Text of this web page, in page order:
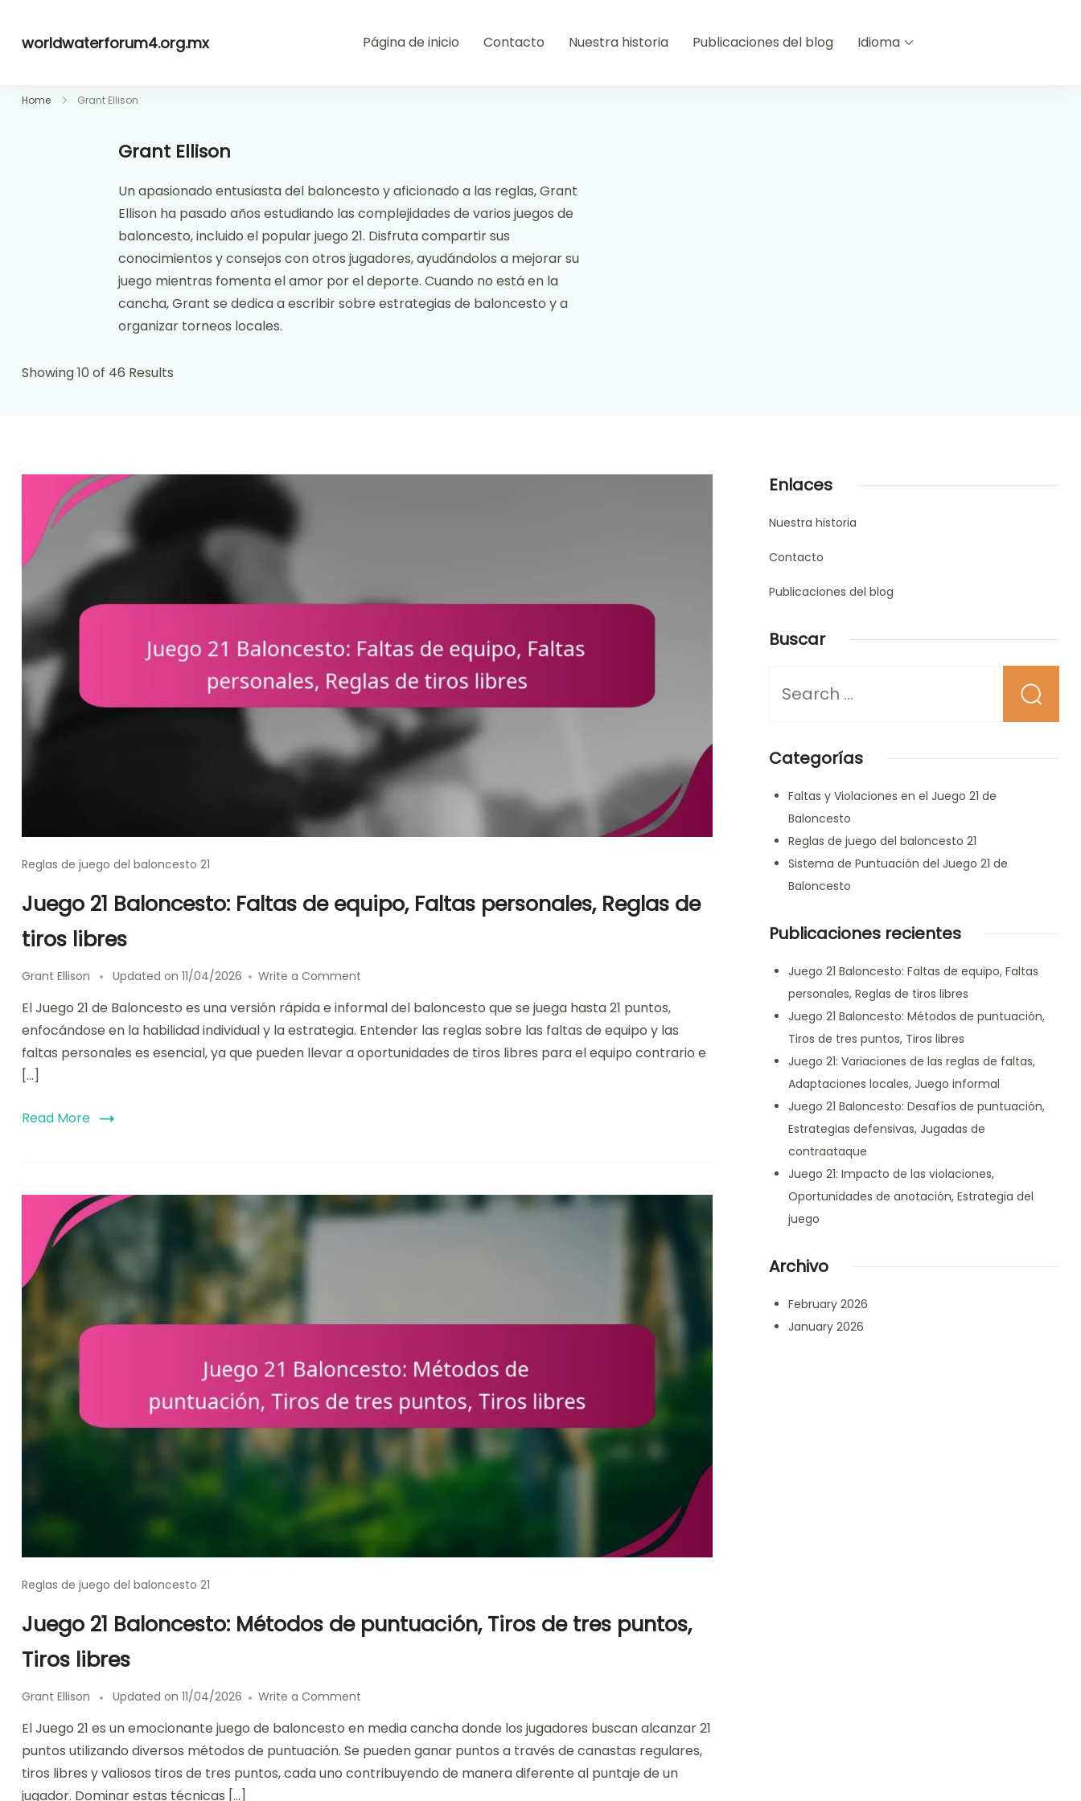
worldwaterforum4.org.mx Página de inicio Contacto Nuestra historia Publicaciones del blog Idioma
Home Grant Ellison
Grant Ellison
Un apasionado entusiasta del baloncesto y aficionado a las reglas, Grant
Ellison ha pasado años estudiando las complejidades de varios juegos de
baloncesto, incluido el popular juego 21. Disfruta compartir sus
conocimientos y consejos con otros jugadores, ayudándolos a mejorar su
juego mientras fomenta el amor por el deporte. Cuando no está en la
cancha, Grant se dedica a escribir sobre estrategias de baloncesto y a
organizar torneos locales.
Showing 10 of 46 Results
Reglas de juego del baloncesto 21
Juego 21 Baloncesto: Faltas de equipo, Faltas personales, Reglas de
tiros libres
Grant Ellison Updated on 11/04/2026 Write a Comment
21
Baloncesto:
de
El Juego 21 de Baloncesto es una versión rápida e informal del baloncesto que se juega hasta 21 puntos,
enfocándose en la habilidad individual y la estrategia. Entender las reglas sobre las faltas de equipo y las
faltas personales es esencial, ya que pueden llevar a oportunidades de tiros libres para el equipo contrario e
[…]
Read More
Reglas de juego del baloncesto 21
Juego 21 Baloncesto: Métodos de puntuación, Tiros de tres puntos,
Tiros libres
Grant Ellison Updated on 11/04/2026 Write a Comment
21
Baloncesto:
Métodos
de
El Juego 21 es un emocionante juego de baloncesto en media cancha donde los jugadores buscan alcanzar 21
puntos utilizando diversos métodos de puntuación. Se pueden ganar puntos a través de canastas regulares,
tiros libres y valiosos tiros de tres puntos, cada uno contribuyendo de manera diferente al puntaje de un
jugador. Dominar estas técnicas […]
Enlaces
Nuestra historia
Contacto
Publicaciones del blog
Buscar
for
Categorías
Faltas y Violaciones en el Juego 21 de
Baloncesto
Reglas de juego del baloncesto 21
Sistema de Puntuación del Juego 21 de
Baloncesto
Publicaciones recientes
Juego 21 Baloncesto: Faltas de equipo, Faltas
personales, Reglas de tiros libres
Juego 21 Baloncesto: Métodos de puntuación,
Tiros de tres puntos, Tiros libres
Juego 21: Variaciones de las reglas de faltas,
Adaptaciones locales, Juego informal
Juego 21 Baloncesto: Desafíos de puntuación,
Estrategias defensivas, Jugadas de
contraataque
Juego 21: Impacto de las violaciones,
Oportunidades de anotación, Estrategia del
juego
Archivo
February 2026
January 2026